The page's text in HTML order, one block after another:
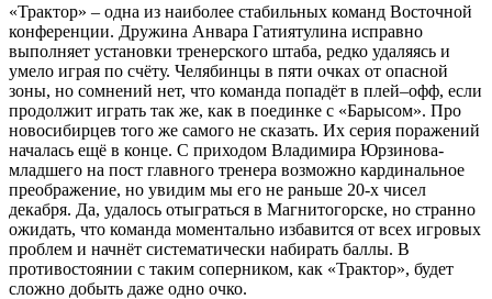
«Трактор» – одна из наиболее стабильных команд Восточной
конференции. Дружина Анвара Гатиятулина исправно
выполняет установки тренерского штаба, редко удаляясь и
умело играя по счёту. Челябинцы в пяти очках от опасной
зоны, но сомнений нет, что команда попадёт в плей–офф, если
продолжит играть так же, как в поединке с «Барысом». Про
новосибирцев того же самого не сказать. Их серия поражений
началась ещё в конце. С приходом Владимира Юрзинова-
младшего на пост главного тренера возможно кардинальное
преображение, но увидим мы его не раньше 20-х чисел
декабря. Да, удалось отыграться в Магнитогорске, но странно
ожидать, что команда моментально избавится от всех игровых
проблем и начнёт систематически набирать баллы. В
противостоянии с таким соперником, как «Трактор», будет
сложно добыть даже одно очко.